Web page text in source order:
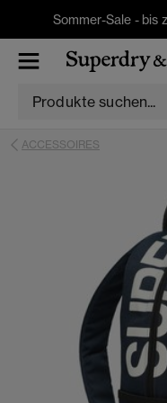
Sommer-Sale - bis
ACCESSOIRES